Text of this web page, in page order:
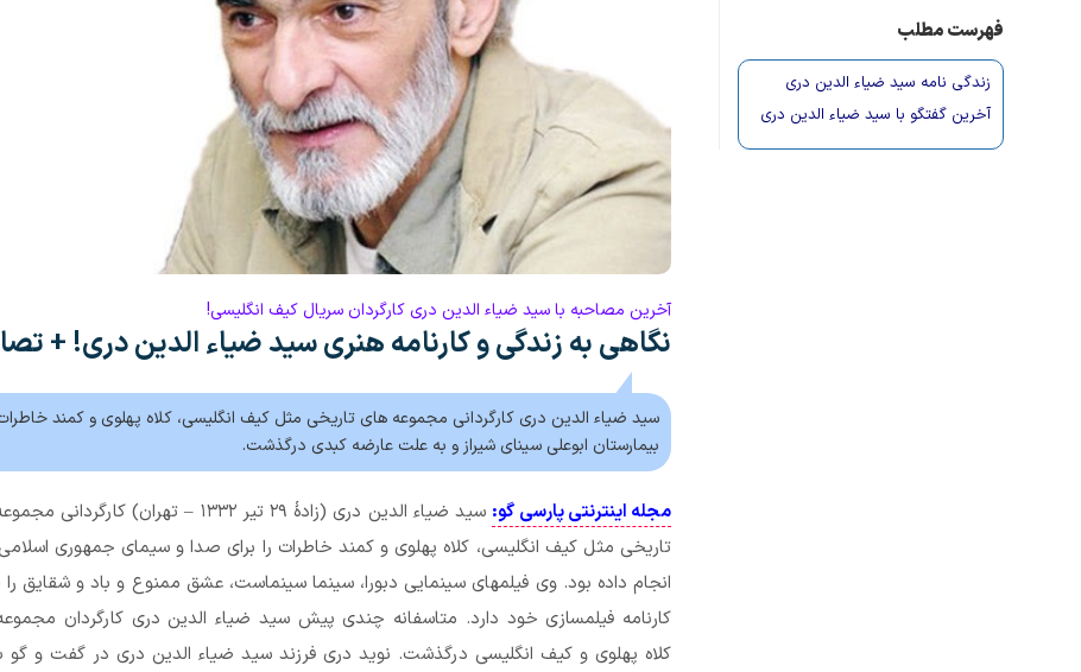
آخرین مصاحبه با سید ضیاء الدین دری کارگردان سریال کیف انگلیسی!
نگاهی به زندگی و کارنامه هنری سید ضیاء الدین دری! +
سید ضیاء الدین دری کارگردانی مجموعه های تاریخی مثل کیف انگلیسی، کلاه پهلوی و کمند
بیمارستان ابوعلی سینای شیراز و به علت عارضه کبدی درگذشت.
مجله اینترنتی پارسی گو:
سید ضیاء الدین دری (زادهٔ ۲۹ تیر ۱۳۳۲ – تهران)
تاریخی مثل کیف انگلیسی، کلاه پهلوی و کمند خاطرات را برای صدا و سیمای جمهوری اسلامی
انجام داده بود. وی فیلمهای سینمایی دبورا، سینما سینماست، عشق ممنوع و باد و شقایق را
کارنامه فیلمسازی خود دارد. متاسفانه چندی پیش سید ضیاء الدین دری کارگردان
کلاه پهلوی و کیف انگلیسی درگذشت. نوید دری فرزند سید ضیاء الدین دری در گفت و گو با
فهرست مطلب
زندگی نامه سید ضیاء الدین دری
آخرین گفتگو با سید ضیاء الدین دری